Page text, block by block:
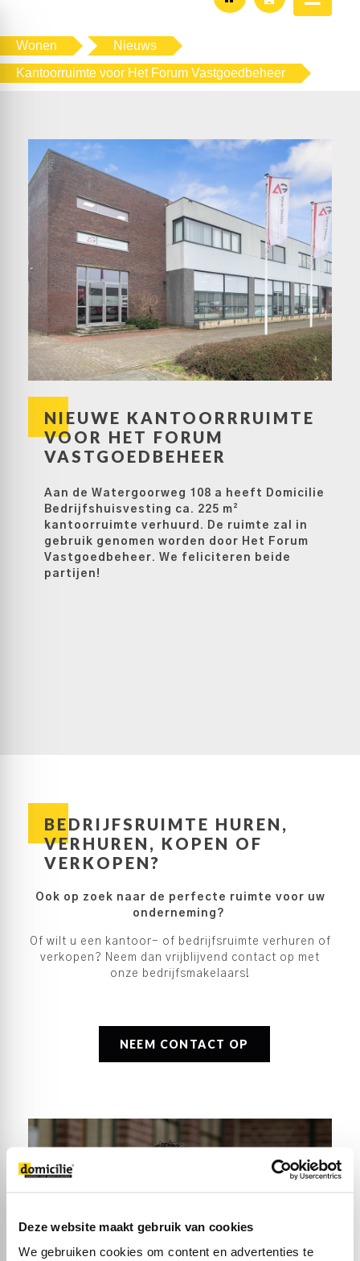
Deze website maakt gebruik van cookies
We gebruiken cookies om content en advertenties te
Wonen
Nieuws
Kantoorruimte voor Het Forum Vastgoedbeheer
NIEUWE KANTOORRRUIMTE
VOOR HET FORUM
VASTGOEDBEHEER
Aan de Watergoorweg 108 a heeft Domicilie
Bedrijfshuisvesting ca. 225 m²
kantoorruimte verhuurd. De ruimte zal in
gebruik genomen worden door Het Forum
Vastgoedbeheer. We feliciteren beide
partijen!
BEDRIJFSRUIMTE HUREN,
VERHUREN, KOPEN OF
VERKOPEN?
Ook op zoek naar de perfecte ruimte voor uw
onderneming?
Of wilt u een kantoor- of bedrijfsruimte verhuren of
verkopen? Neem dan vrijblijvend contact op met
onze bedrijfsmakelaars!
NEEM CONTACT OP